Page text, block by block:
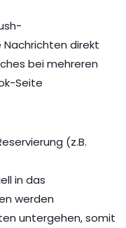
direkt
bei mehreren
Seite
(z.B.
in das
werden
untergehen, somit